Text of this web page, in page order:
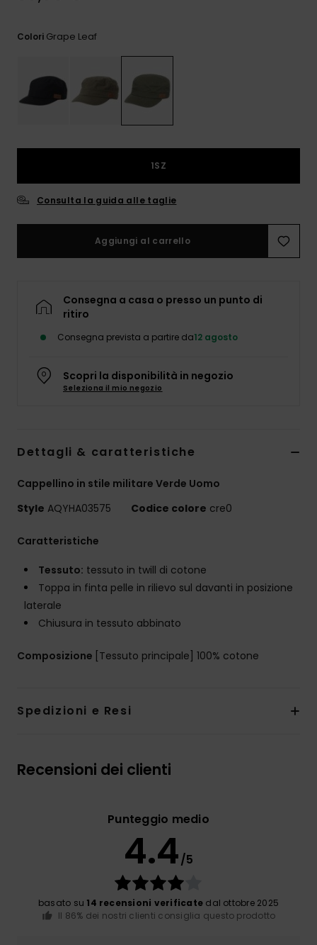
le FAQ
Colori Grape Leaf
1SZ
Consulta la guida alle taglie
Aggiungi al carrello
Consegna a casa o presso un punto di
ritiro
Consegna prevista a partire da12 agosto
Scopri la disponibilità in negozio
Seleziona il mio negozio
Dettagli & caratteristiche
Cappellino in stile militare Verde Uomo
Style AQYHA03575 Codice colore cre0
Caratteristiche
Tessuto: tessuto in twill di cotone
Toppa in finta pelle in rilievo sul davanti in posizione
laterale
Chiusura in tessuto abbinato
Composizione [Tessuto principale] 100% cotone
Spedizioni e Resi
Recensioni dei clienti
Punteggio medio
4.4/5
basato su 14 recensioni verificate dal ottobre 2025
Il 86% dei nostri clienti consiglia questo prodotto